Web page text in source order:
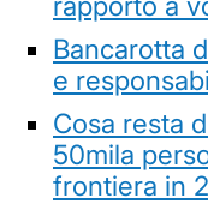
Bancarotta
e
Cosa resta
50mila
frontiera in